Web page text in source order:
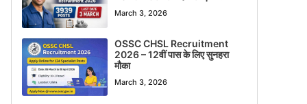
March 3, 2026
OSSC CHSL Recruitment
2026 – 12वीं पास के लिए सुनहरा
मौका
March 3, 2026